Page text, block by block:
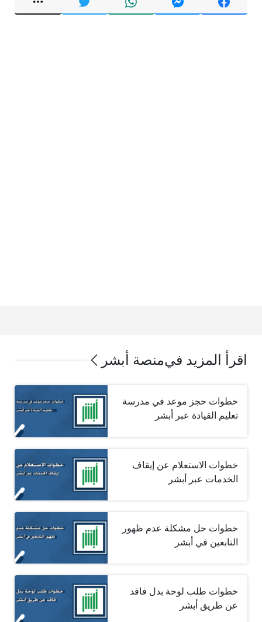
اقرأ المزيد فيمنصة أبشر
خطوات حجز موعد في مدرسة
تعليم القيادة عبر أبشر
خطوات الاستعلام عن إيقاف
الخدمات عبر أبشر
خطوات حل مشكلة عدم ظهور
التابعين في أبشر
خطوات طلب لوحة بدل فاقد
عن طريق أبشر